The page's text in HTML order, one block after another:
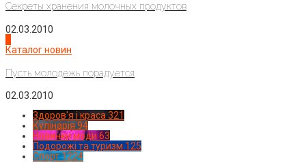
Секреты хранения молочных продуктов
02.03.2010
Каталог новин
Пусть молодежь порадуется
02.03.2010
Здоров'я і краса 321
Кулінарія 94
Новинки моди 63
Подорожі та туризм 125
Спорт1224